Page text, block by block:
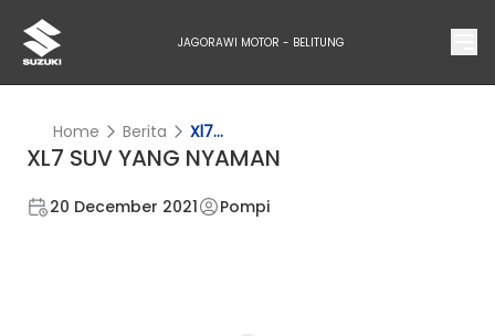
JAGORAWI MOTOR - BELITUNG
Home Berita Xl7...
XL7 SUV YANG NYAMAN
20 December 2021 Pompi